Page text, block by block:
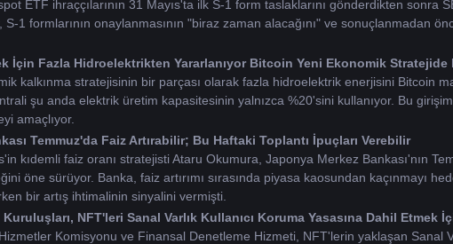
ETF ihraççılarının 31 Mayıs'ta ilk S-1 form taslaklarını gönderdikten sonra
S-1 formlarının onaylanmasının "biraz zaman alacağını" ve sonuçlanmadan
İçin Fazla Hidroelektrikten Yararlanıyor Bitcoin Yeni Ekonomik Stratejide
kalkınma stratejisinin bir parçası olarak fazla hidroelektrik enerjisini Bitcoin
şu anda elektrik üretim kapasitesinin yalnızca %20'sini kullanıyor. Bu
amaçlıyor.
Temmuz'da Faiz Artırabilir; Bu Haftaki Toplantı İpuçları Verebilir
kıdemli faiz oranı stratejisti Ataru Okumura, Japonya Merkez Bankası'nın
öne sürüyor. Banka, faiz artırımı sırasında piyasa kaosundan kaçınmayı
bir artış ihtimalinin sinyalini vermişti.
NFT'leri Sanal Varlık Kullanıcı Koruma Yasasına Dahil Etmek
Komisyonu ve Finansal Denetleme Hizmeti, NFT'lerin yaklaşan Sanal